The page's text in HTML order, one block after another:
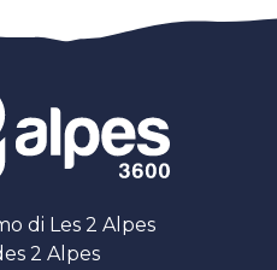
di Les 2 Alpes
2 Alpes